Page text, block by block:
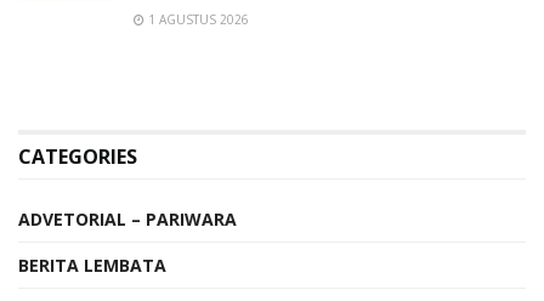
1 AGUSTUS 2026
CATEGORIES
ADVETORIAL – PARIWARA
BERITA LEMBATA